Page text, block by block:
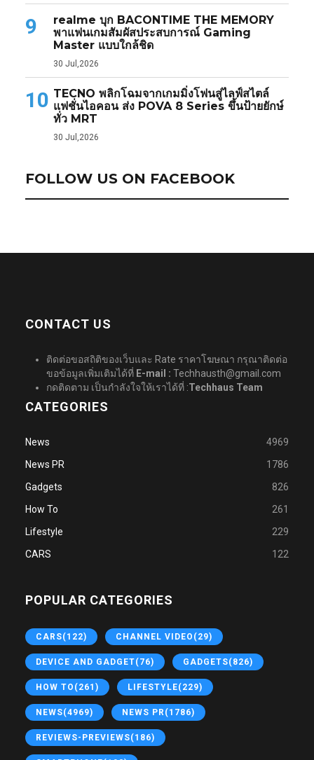
9
realme บุก BACONTIME THE MEMORY
พาแฟนเกมสัมผัสประสบการณ์ Gaming
Master แบบใกล้ชิด
30 Jul,2026
10 TECNO พลิกโฉมจากเกมมิ่งโฟนสู่ไลฟ์สไตล์
แฟชั่นไอคอน ส่ง POVA 8 Series ขึ้นป้ายยักษ์
ทั่ว MRT
30 Jul,2026
FOLLOW US ON FACEBOOK
CONTACT US
ติดต่อขอสถิติของเว็บและ Rate ราคาโฆษณา กรุณาติดต่อ
ขอข้อมูลเพิ่มเติมได้ที่ E-mail : Techhausth@gmail.com
กดติดตาม เป็นกำลังใจให้เราได้ที่ :Techhaus Team
CATEGORIES
News
4969
News PR
1786
Gadgets
826
How To
261
Lifestyle
229
CARS
122
POPULAR CATEGORIES
CARS(122) CHANNEL VIDEO (29)
DEVICE AND GADGET(76) GADGETS(826)
HOW TO (261) LIFESTYLE(229)
NEWS(4969) NEWS PR (1786)
REVIEWS-PREVIEWS(186)